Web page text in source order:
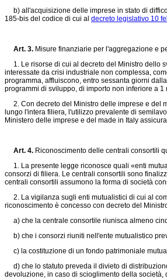
b) all'acquisizione delle imprese in stato di
185-bis del codice di cui al decreto legislativo 10
Art. 3. Misure finanziarie per l'aggregazione e
1. Le risorse di cui al decreto del Ministro dello
interessate da crisi industriale non complessa,
programma, affluiscono, entro sessanta giorni
programmi di sviluppo, di importo non inferiore a
2. Con decreto del Ministro delle imprese e del
lungo l'intera filiera, l'utilizzo prevalente di
Ministero delle imprese e del made in Italy
Art. 4. Riconoscimento delle centrali consortili
1. La presente legge riconosce quali «enti
consorzi di filiera. Le centrali consortili sono
centrali consortili assumono la forma di società
2. La vigilanza sugli enti mutualistici di cui al
riconoscimento è concesso con decreto del
a) che la centrale consortile riunisca almeno
b) che i consorzi riuniti nell'ente mutualistico
c) la costituzione di un fondo patrimoniale
d) che lo statuto preveda il divieto di
devoluzione, in caso di scioglimento della